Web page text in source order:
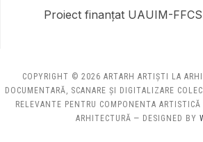
Proiect finanțat UAUIM-
COPYRIGHT © 2026 ARTARH ARTIȘTI LA
DOCUMENTARĂ, SCANARE ȘI DIGITALIZARE
RELEVANTE PENTRU COMPONENTA
ARHITECTURĂ — DESIGNED BY